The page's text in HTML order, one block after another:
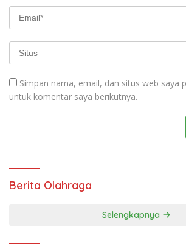
Simpan nama, email, dan situs web saya
untuk komentar saya berikutnya.
Berita Olahraga
Selengkapnya